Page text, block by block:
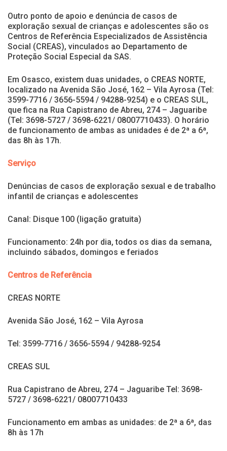
Outro ponto de apoio e denúncia de casos de
exploração sexual de crianças e adolescentes são os
Centros de Referência Especializados de Assistência
Social (CREAS), vinculados ao Departamento de
Proteção Social Especial da SAS.
Em Osasco, existem duas unidades, o CREAS NORTE,
localizado na Avenida São José, 162 – Vila Ayrosa (Tel:
3599-7716 / 3656-5594 / 94288-9254) e o CREAS SUL,
que fica na Rua Capistrano de Abreu, 274 – Jaguaribe
(Tel: 3698-5727 / 3698-6221/ 08007710433). O horário
de funcionamento de ambas as unidades é de 2ª a 6ª,
das 8h às 17h.
Serviço
Denúncias de casos de exploração sexual e de trabalho
infantil de crianças e adolescentes
Canal: Disque 100 (ligação gratuita)
Funcionamento: 24h por dia, todos os dias da semana,
incluindo sábados, domingos e feriados
Centros de Referência
CREAS NORTE
Avenida São José, 162 – Vila Ayrosa
Tel: 3599-7716 / 3656-5594 / 94288-9254
CREAS SUL
Rua Capistrano de Abreu, 274 – Jaguaribe Tel: 3698-
5727 / 3698-6221/ 08007710433
Funcionamento em ambas as unidades: de 2ª a 6ª, das
8h às 17h